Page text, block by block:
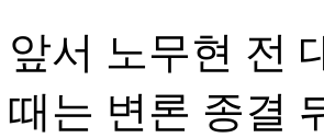
앞서 노무현 전
때는 변론 종결